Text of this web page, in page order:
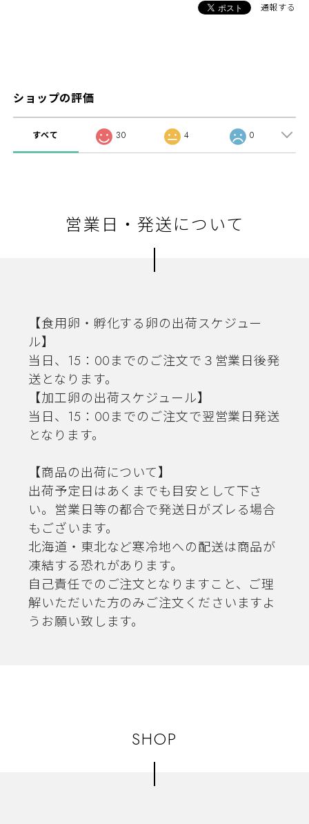
通報する
ショップの評価
すべて 30 4 0
営業日・発送について
【食用卵・孵化する卵の出荷スケジュー
ル】
当日、15：00までのご注文で３営業日後発
送となります。
【加工卵の出荷スケジュール】
当日、15：00までのご注文で翌営業日発送
となります。
【商品の出荷について】
出荷予定日はあくまでも目安として下さ
い。営業日等の都合で発送日がズレる場合
もございます。
北海道・東北など寒冷地への配送は商品が
凍結する恐れがあります。
自己責任でのご注文となりますこと、ご理
解いただいた方のみご注文くださいますよ
うお願い致します。
SHOP